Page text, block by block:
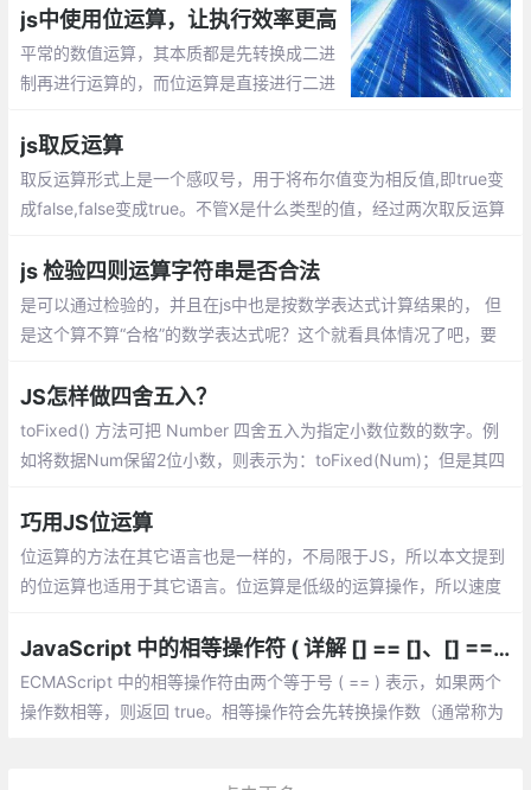
js中使用位运算，让执行效率更高
平常的数值运算，其本质都是先转换成二进
制再进行运算的，而位运算是直接进行二进
较高的，由于位运算的博大精深，下面通过
一些在js中使用位运算的实例
js取反运算
取反运算形式上是一个感叹号，用于将布尔值变为相反值,即true变
成false,false变成true。不管X是什么类型的值，经过两次取反运算
是将一个值转成布尔值的简便写法。
js 检验四则运算字符串是否合法
是可以通过检验的，并且在js中也是按数学表达式计算结果的， 但
是这个算不算“合格”的数学表达式呢？这个就看具体情况了吧，要
JS怎样做四舍五入？
toFixed() 方法可把 Number 四舍五入为指定小数位数的数字。例
如将数据Num保留2位小数，则表示为：toFixed(Num)；但是其四
巧用JS位运算
位运算的方法在其它语言也是一样的，不局限于JS，所以本文提到
的位运算也适用于其它语言。位运算是低级的运算操作，所以速度
JavaScript 中的相等操作符 ( 详解 [] == []、[] == ![]、{} == !{} )
ECMAScript 中的相等操作符由两个等于号 ( == ) 表示，如果两个
操作数相等，则返回 true。相等操作符会先转换操作数（通常称为